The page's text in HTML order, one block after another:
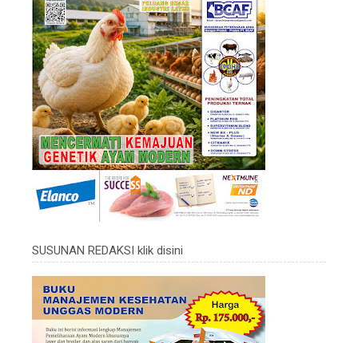
SUSUNAN REDAKSI klik disini